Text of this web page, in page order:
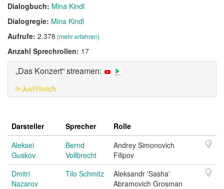
Dialogbuch: Mina Kindl
Dialogregie: Mina Kindl
Aufrufe: 2.378 (mehr erfahren)
Anzahl Sprechrollen: 17
„Das Konzert“ streamen:
Darsteller Sprecher
Rolle
Aleksei
Guskov
Bernd
Vollbrecht
Andrey Simonovich
Filipov
Dmitri
Nazarov
Tilo Schmitz
Aleksandr 'Sasha'
Abramovich Grosman